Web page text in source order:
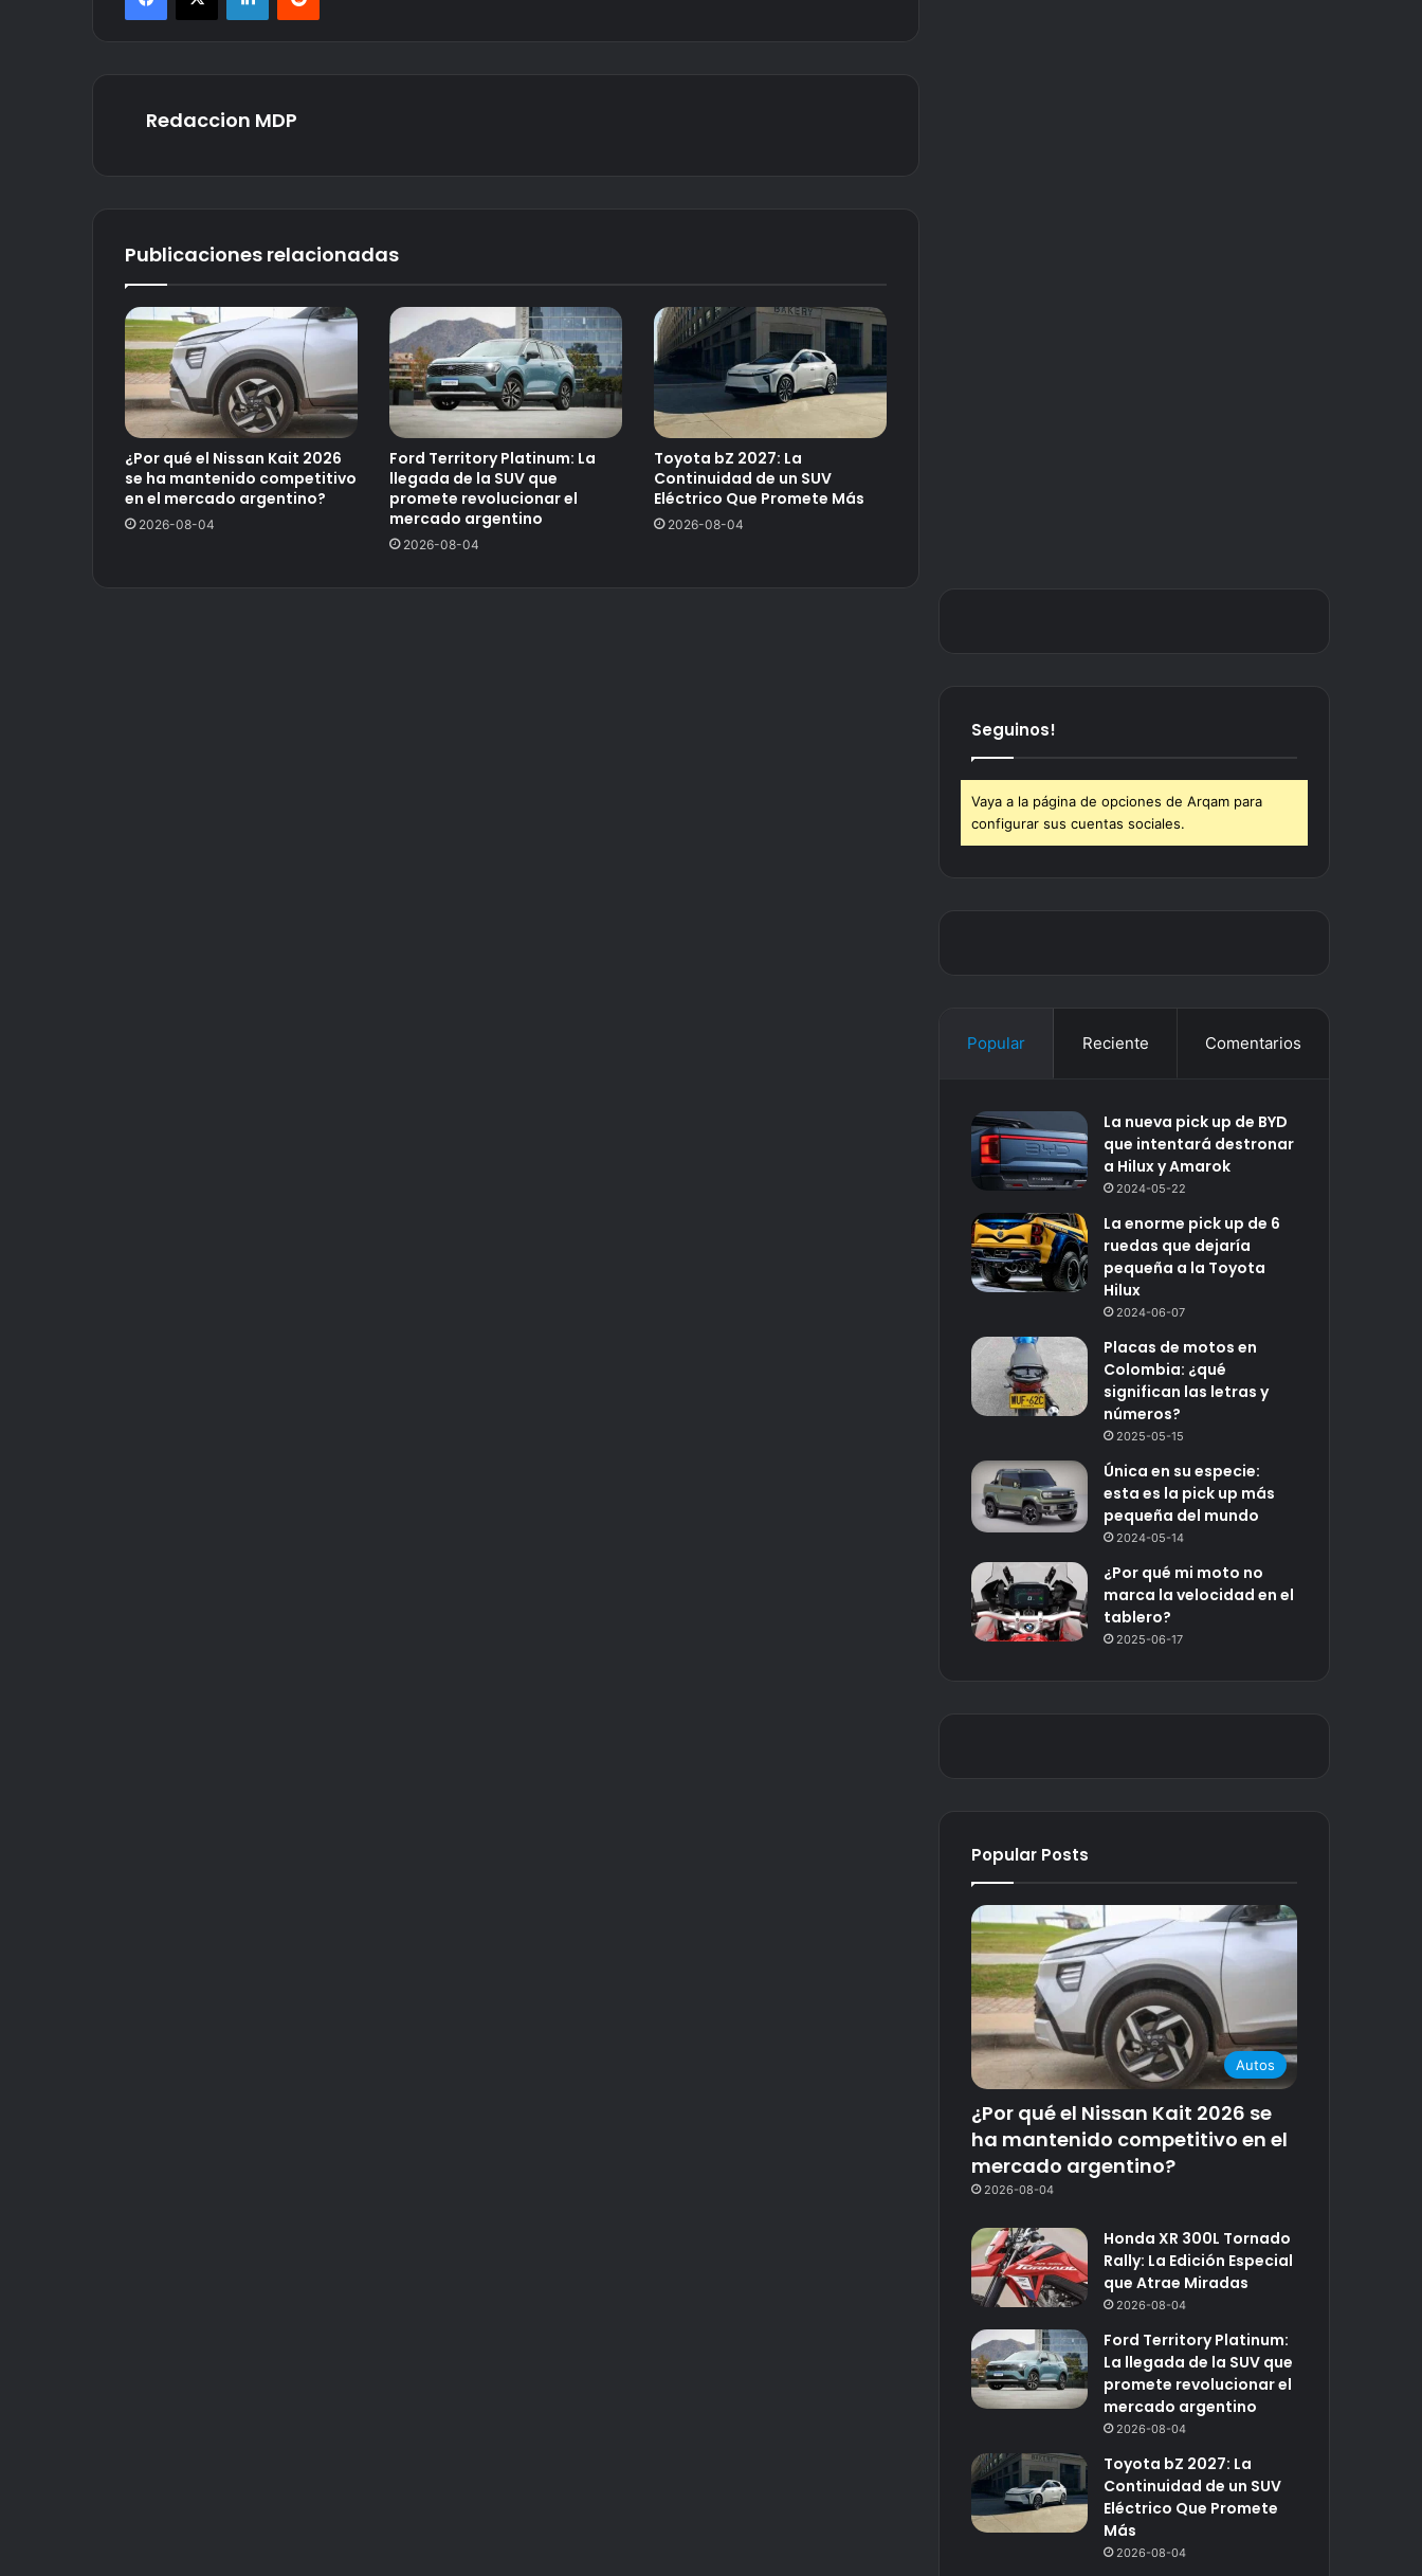
Redaccion MDP
Publicaciones relacionadas
¿Por qué el Nissan Kait 2026
se ha mantenido competitivo
en el mercado argentino?
2026-08-04
Ford Territory Platinum: La
llegada de la SUV que
promete revolucionar el
mercado argentino
2026-08-04
Toyota bZ 2027: La
Continuidad de un SUV
Eléctrico Que Promete Más
2026-08-04
Seguinos!
Vaya a la página de opciones de Arqam para
configurar sus cuentas sociales.
Popular Reciente Comentarios
La nueva pick up de BYD
que intentará destronar
a Hilux y Amarok
2024-05-22
La enorme pick up de 6
ruedas que dejaría
pequeña a la Toyota
Hilux
2024-06-07
Placas de motos en
Colombia: ¿qué
significan las letras y
números?
2025-05-15
Única en su especie:
esta es la pick up más
pequeña del mundo
2024-05-14
¿Por qué mi moto no
marca la velocidad en el
tablero?
2025-06-17
Popular Posts
Autos
¿Por qué el Nissan Kait 2026 se
ha mantenido competitivo en el
mercado argentino?
2026-08-04
Honda XR 300L Tornado
Rally: La Edición Especial
que Atrae Miradas
2026-08-04
Ford Territory Platinum:
La llegada de la SUV que
promete revolucionar el
mercado argentino
2026-08-04
Toyota bZ 2027: La
Continuidad de un SUV
Eléctrico Que Promete
Más
2026-08-04